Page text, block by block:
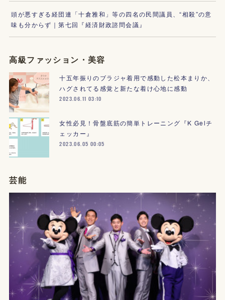
頭が悪すぎる経団連「十倉雅和」等の四名の民間議員、“相殺”の意
味も分からず｜第七回『経済財政諮問会議』
高級ファッション・美容
十五年振りのブラジャ着用で感動した松本まりか、
ハグされてる感覚と新たな着け心地に感動
2023.06.11 03:10
女性必見！骨盤底筋の簡単トレーニング『K Gelチ
ェッカー』
2023.06.05 00:05
芸能